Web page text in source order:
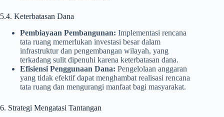
5.4. Keterbatasan Dana
Pembiayaan Pembangunan: Implementasi rencana
tata ruang memerlukan investasi besar dalam
infrastruktur dan pengembangan wilayah, yang
terkadang sulit dipenuhi karena keterbatasan dana.
Efisiensi Penggunaan Dana: Pengelolaan anggaran
yang tidak efektif dapat menghambat realisasi rencana
tata ruang dan mengurangi manfaat bagi masyarakat.
6. Strategi Mengatasi Tantangan